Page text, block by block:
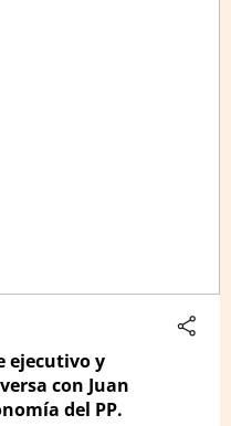
ejecutivo y
con Juan
del PP.